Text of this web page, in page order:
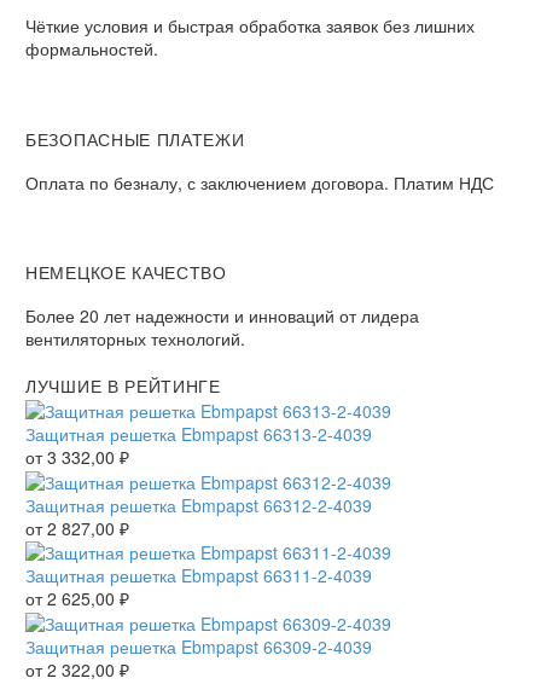
Чёткие условия и быстрая обработка заявок без лишних
формальностей.
БЕЗОПАСНЫЕ ПЛАТЕЖИ
Оплата по безналу, с заключением договора. Платим НДС
НЕМЕЦКОЕ КАЧЕСТВО
Более 20 лет надежности и инноваций от лидера
вентиляторных технологий.
ЛУЧШИЕ В РЕЙТИНГЕ
Защитная решетка Ebmpapst 66313-2-4039
от3 332,00 ₽
Защитная решетка Ebmpapst 66312-2-4039
от2 827,00 ₽
Защитная решетка Ebmpapst 66311-2-4039
от2 625,00 ₽
Защитная решетка Ebmpapst 66309-2-4039
от2 322,00 ₽